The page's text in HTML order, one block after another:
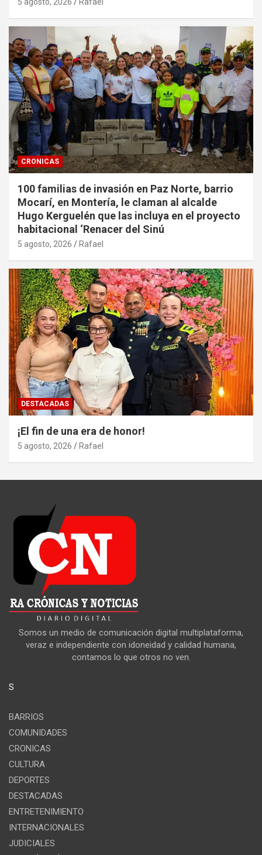
CRONICAS
100 familias de invasión en Paz Norte, barrio
Mocarí, en Montería, le claman al alcalde
Hugo Kerguelén que las incluya en el proyecto
habitacional ‘Renacer del Sinú
5 agosto, 2026 Rafael
DESTACADAS
¡El fin de una era de honor!
5 agosto, 2026 Rafael
Somos un medio de comunicación digital multiplataforma,
veraz e independiente con idoneidad y calidad humana,
contamos lo que otros no ven.
S
BARRIOS
COMUNIDADES
CRONICAS
CULTURA
DEPORTES
DESTACADAS
ENTRETENIMIENTO
INTERNACIONALES
JUDICIALES